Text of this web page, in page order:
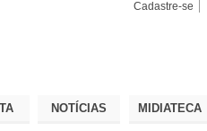
Cadastre-se
NOTÍCIAS MIDIATECA